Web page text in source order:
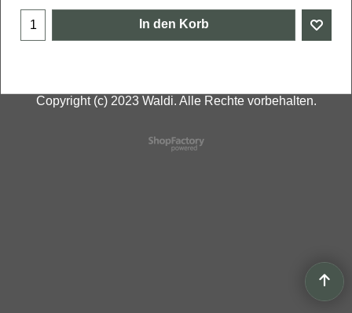
In den Korb
Copyright (c) 2023 Waldi. Alle Rechte vorbehalten.
WebShop erstellt mit
ShopFactory Shop